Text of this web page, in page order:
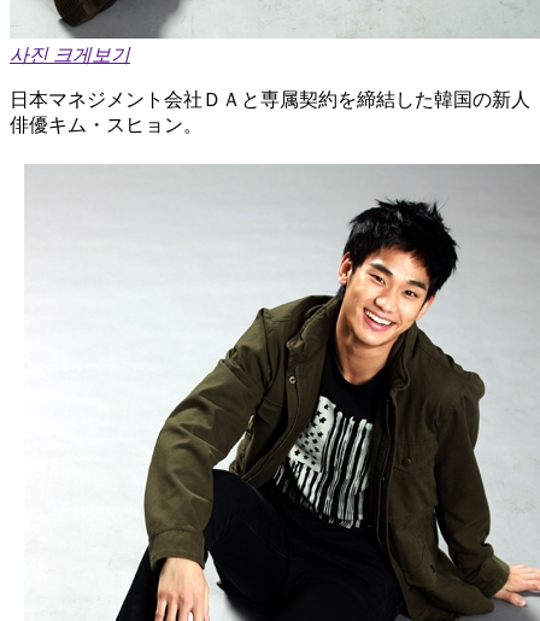
사진 크게보기
日本マネジメント会社ＤＡと専属契約を締結した韓国の新人
俳優キム・スヒョン。